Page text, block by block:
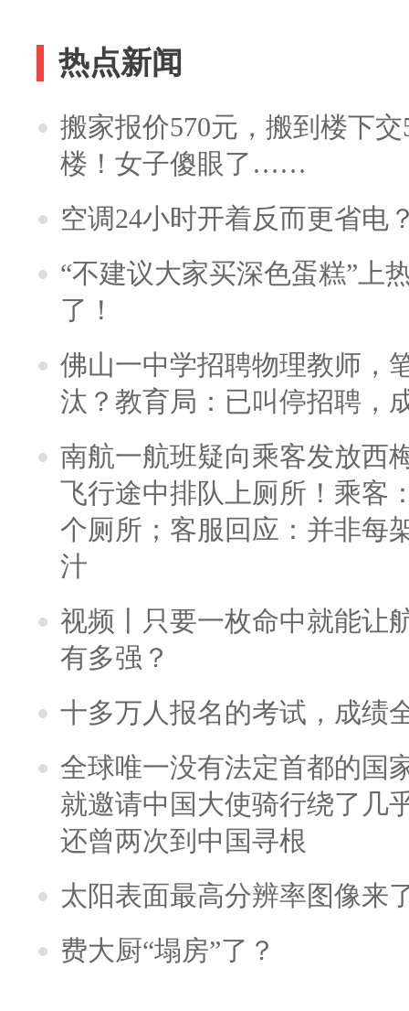
热点新闻
搬家报价570元，搬到楼下
楼！女子傻眼了……
空调24小时开着反而更省电
“不建议大家买深色蛋糕”上
了！
佛山一中学招聘物理教师，
汰？教育局：已叫停招聘，
南航一航班疑向乘客发放西
飞行途中排队上厕所！乘客
个厕所；客服回应：并非每
汁
视频丨只要一枚命中就能让
有多强？
十多万人报名的考试，成绩
全球唯一没有法定首都的国
就邀请中国大使骑行绕了几
还曾两次到中国寻根
太阳表面最高分辨率图像来
费大厨“塌房”了？